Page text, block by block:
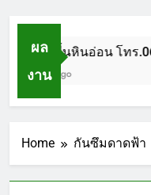
ผล
งาน
ขัดพื้นหินอ่อน โทร
1 ปี Ago
Home กันซึมดาดฟ้า